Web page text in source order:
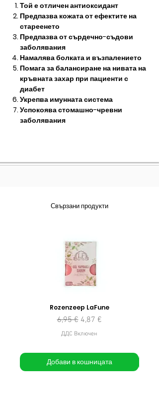
Той е отличен антиоксидант
Предпазва кожата от ефектите на
стареенето
Предпазва от сърдечно-съдови
заболявания
Намалява болката и възпалението
Помага за балансиране на нивата на
кръвната захар при пациенти с
диабет
Укрепва имунната система
Успокоява стомашно-чревни
заболявания
Свързани продукти
Rozenzeep LaFune
Редовна цена
6,95 € Продажна цена
4,87 €
ДДС Включен
Добави в кошницата